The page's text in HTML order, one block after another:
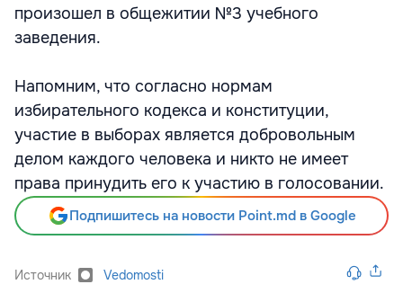
произошел в общежитии №3 учебного
заведения.
Напомним, что согласно нормам
избирательного кодекса и конституции,
участие в выборах является добровольным
делом каждого человека и никто не имеет
права принудить его к участию в голосовании.
Подпишитесь на новости Point.md в Google
Источник Vedomosti